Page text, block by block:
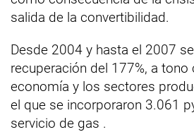
salida de la convertibilidad.
Desde 2004 y hasta el 2007
recuperación del 177%, a
economía y los sectores
el que se incorporaron 3.061
servicio de gas .